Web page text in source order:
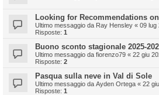
Looking for Recommendations
Ultimo messaggio da Ray Hensley « 09 lug
Risposte: 1
Buono sconto stagionale 2025-
Ultimo messaggio da fiorenzo79 « 22 giu
Risposte: 2
Pasqua sulla neve in Val di Sole
Ultimo messaggio da Ayden Ortega « 22
Risposte: 1